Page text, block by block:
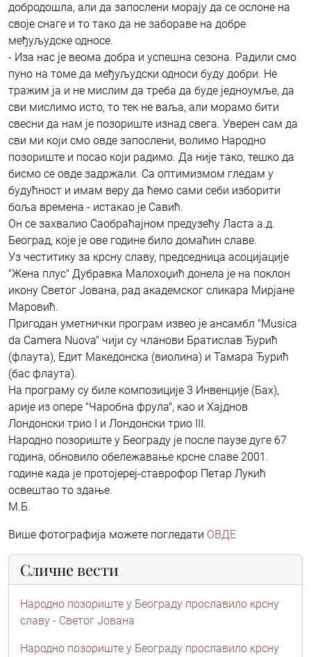
добродошла, али да запослени морају да се ослоне на
своје снаге и то тако да не забораве на добре
међуљудске односе.
- Иза нас је веома добра и успешна сезона. Радили смо
пуно на томе да међуљудски односи буду добри. Не
тражим ја и не мислим да треба да буде једноумље, да
сви мислимо исто, то тек не ваља, али морамо бити
свесни да нам је позориште изнад свега. Уверен сам да
сви ми који смо овде запослени, волимо Народно
позориште и посао који радимо. Да није тако, тешко да
бисмо се овде задржали. Са оптимизмом гледам у
будућност и имам веру да ћемо сами себи изборити
боља времена - истакао је Савић.
Он се захвалио Саобраћајном предузећу Ласта а.д.
Београд, које је ове године било домаћин славе.
Уз честитику за крсну славу, председница асоцијације
"Жена плус" Дубравка Малохоџић донела је на поклон
икону Светог Јована, рад академског сликара Мирјане
Маровић.
Пригодан уметнички програм извео је ансамбл "Musica
da Camera Nuova" чији су чланови Братислав Ђурић
(флаута), Едит Македонска (виолина) и Тамара Ђурић
(бас флаута).
На програму су биле композиције 3 Инвенције (Бах),
арије из опере "Чаробна фрула", као и Хајднов
Лондонски трио I и Лондонски трио III.
Народно позориште у Београду је после паузе дуге 67
година, обновило обележавање крсне славе 2001.
године када је протојереј-ставрофор Петар Лукић
освештао то здање.
М.Б.
Више фотографија можете погледати ОВДЕ
Сличне вести
Народно позориште у Београду прославило крсну
славу - Светог Јована
Народно позориште у Београду прославило крсну